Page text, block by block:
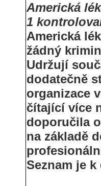
Americká
1
Americká
žádný
Udržují
dodatečně
organizace
čítající více
doporučila
na základě
Seznam je